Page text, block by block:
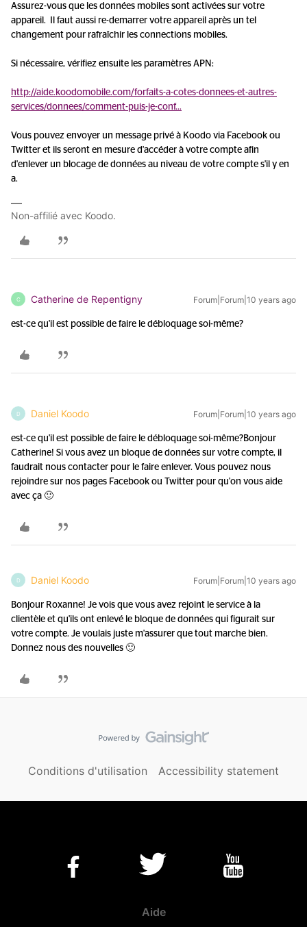
Assurez-vous que les données mobiles sont activées sur votre
appareil. Il faut aussi re-demarrer votre appareil après un tel
changement pour rafraîchir les connections mobiles.
Si nécessaire, vérifiez ensuite les paramètres APN:
http://aide.koodomobile.com/forfaits-a-cotes-donnees-et-autres-
services/donnees/comment-puis-je-conf...
Vous pouvez envoyer un message privé à Koodo via Facebook ou
Twitter et ils seront en mesure d'accéder à votre compte afin
d'enlever un blocage de données au niveau de votre compte s'il y en
a.
Non-affilié avec Koodo.
C Catherine de Repentigny Forum|Forum|10 years ago
est-ce qu'il est possible de faire le débloquage soi-même?
D Daniel Koodo Forum|Forum|10 years ago
est-ce qu'il est possible de faire le débloquage soi-même?Bonjour
Catherine! Si vous avez un bloque de données sur votre compte, il
faudrait nous contacter pour le faire enlever. Vous pouvez nous
rejoindre sur nos pages Facebook ou Twitter pour qu'on vous aide
avec ça 🙂
D Daniel Koodo Forum|Forum|10 years ago
Bonjour Roxanne! Je vois que vous avez rejoint le service à la
clientèle et qu'ils ont enlevé le bloque de données qui figurait sur
votre compte. Je voulais juste m'assurer que tout marche bien.
Donnez nous des nouvelles 🙂
Conditions d'utilisation Accessibility statement
Aide